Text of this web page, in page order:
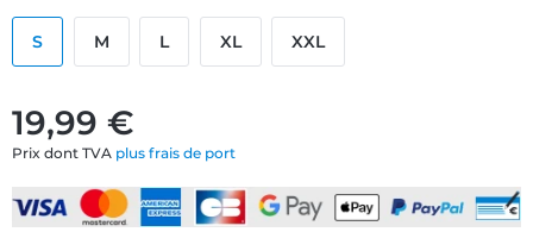
19,99 €
Prix dont TVA plus frais de port
S M L XL XXL